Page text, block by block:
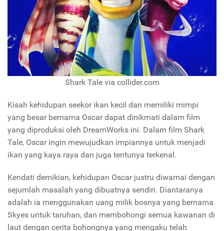
Shark Tale via collider.com
Kisah kehidupan seekor ikan kecil dan memiliki mimpi
yang besar bernama Oscar dapat dinikmati dalam film
yang diproduksi oleh DreamWorks ini. Dalam film Shark
Tale, Oscar ingin mewujudkan impiannya untuk menjadi
ikan yang kaya raya dan juga tentunya terkenal.
Kendati demikian, kehidupan Oscar justru diwarnai dengan
sejumlah masalah yang dibuatnya sendiri. Diantaranya
adalah ia menggunakan uang milik bosnya yang bernama
Skyes untuk taruhan, dan membohongi semua kawanan di
laut dengan cerita bohongnya yang mengaku telah